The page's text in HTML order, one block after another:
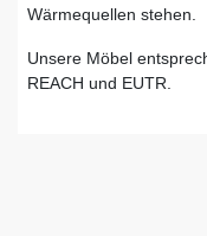
Wärmequellen stehen.
Unsere Möbel
REACH und EUTR.